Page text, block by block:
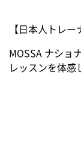
【日本人トレー
MOSSA ナショ
レッスンを体感